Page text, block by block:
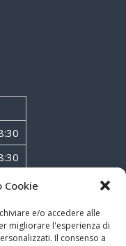
Cookie
e/o accedere alle
migliorare l'esperienza di
Il consenso a